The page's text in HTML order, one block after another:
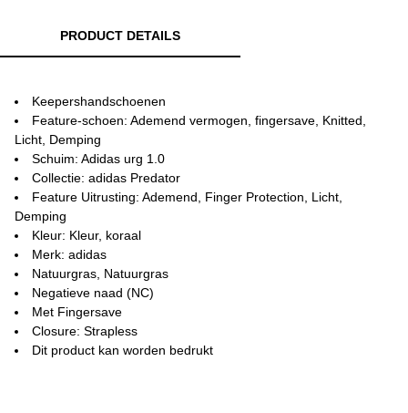
PRODUCT DETAILS
Keepershandschoenen
Feature-schoen: Ademend vermogen, fingersave, Knitted,
Licht, Demping
Schuim: Adidas urg 1.0
Collectie: adidas Predator
Feature Uitrusting: Ademend, Finger Protection, Licht,
Demping
Kleur: Kleur, koraal
Merk: adidas
Natuurgras, Natuurgras
Negatieve naad (NC)
Met Fingersave
Closure: Strapless
Dit product kan worden bedrukt